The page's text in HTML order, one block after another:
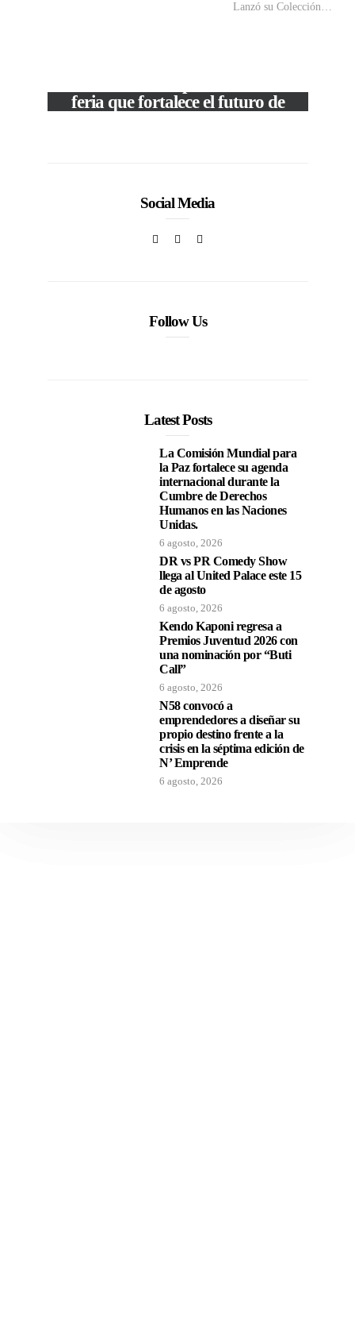
Lanzó su Colección…
feria que fortalece el futuro de
Social Media
Follow Us
Latest Posts
La Comisión Mundial para
la Paz fortalece su agenda
internacional durante la
Cumbre de Derechos
Humanos en las Naciones
Unidas.
6 agosto, 2026
DR vs PR Comedy Show
llega al United Palace este 15
de agosto
6 agosto, 2026
Kendo Kaponi regresa a
Premios Juventud 2026 con
una nominación por “Buti
Call”
6 agosto, 2026
N58 convocó a
emprendedores a diseñar su
propio destino frente a la
crisis en la séptima edición de
N’ Emprende
6 agosto, 2026